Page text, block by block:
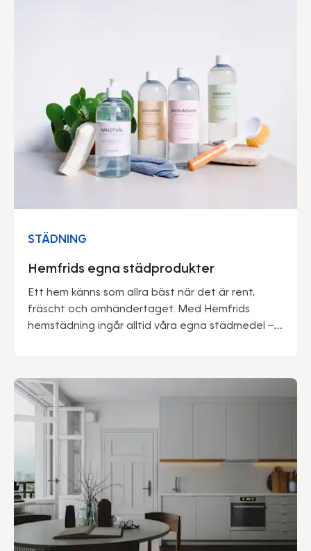
STÄDNING
Hemfrids egna städprodukter
Ett hem känns som allra bäst när det är rent,
fräscht och omhändertaget. Med Hemfrids
hemstädning ingår alltid våra egna städmedel –